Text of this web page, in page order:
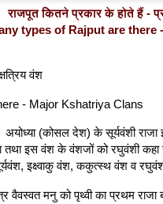
राजपूत कितने प्रकार के होते हैं -
types of Rajput are there
वंश
- Major Kshatriya Clans
(कोसल देश) के सूर्यवंशी राजा
इस वंश के वंशजों को रघुवंशी कहा
इक्ष्वाकु वंश, ककुत्स्थ वंश व
वैवस्वत मनु को पृथ्वी का प्रथम